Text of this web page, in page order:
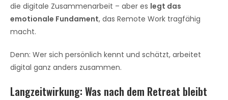
die digitale Zusammenarbeit – aber es legt das
emotionale Fundament, das Remote Work tragfähig
macht.
Denn: Wer sich persönlich kennt und schätzt, arbeitet
digital ganz anders zusammen.
Langzeitwirkung: Was nach dem Retreat bleibt